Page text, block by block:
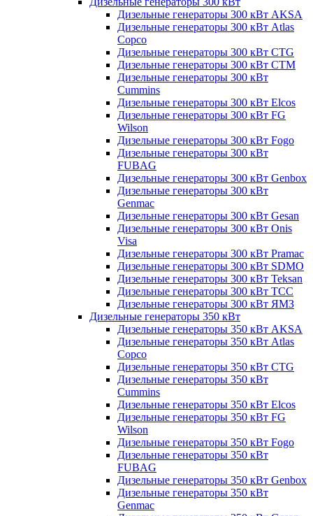
Дизельные генераторы 300 кВт AKSA
Дизельные генераторы 300 кВт Atlas
Copco
Дизельные генераторы 300 кВт CTG
Дизельные генераторы 300 кВт CTM
Дизельные генераторы 300 кВт
Cummins
Дизельные генераторы 300 кВт Elcos
Дизельные генераторы 300 кВт FG
Wilson
Дизельные генераторы 300 кВт Fogo
Дизельные генераторы 300 кВт
FUBAG
Дизельные генераторы 300 кВт Genbox
Дизельные генераторы 300 кВт
Genmac
Дизельные генераторы 300 кВт Gesan
Дизельные генераторы 300 кВт Onis
Visa
Дизельные генераторы 300 кВт Pramac
Дизельные генераторы 300 кВт SDMO
Дизельные генераторы 300 кВт Teksan
Дизельные генераторы 300 кВт ТСС
Дизельные генераторы 300 кВт ЯМЗ
Дизельные генераторы 350 кВт
Дизельные генераторы 350 кВт AKSA
Дизельные генераторы 350 кВт Atlas
Copco
Дизельные генераторы 350 кВт CTG
Дизельные генераторы 350 кВт
Cummins
Дизельные генераторы 350 кВт Elcos
Дизельные генераторы 350 кВт FG
Wilson
Дизельные генераторы 350 кВт Fogo
Дизельные генераторы 350 кВт
FUBAG
Дизельные генераторы 350 кВт Genbox
Дизельные генераторы 350 кВт
Genmac